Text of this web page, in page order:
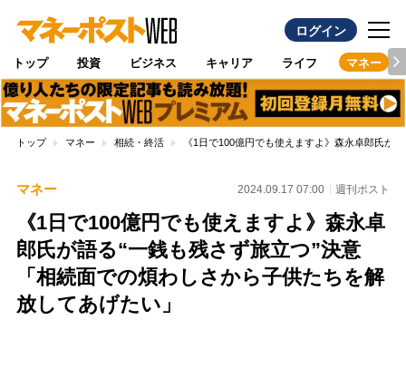
ログイン
トップ 投資 ビジネス キャリア ライフ マネー
トップ マネー 相続・終活 《1日で100億円でも使えますよ》森永卓郎氏が
マネー 2024.09.17 07:00 週刊ポスト
《1日で100億円でも使えますよ》森永卓
郎氏が語る“一銭も残さず旅立つ”決意
「相続面での煩わしさから子供たちを解
放してあげたい」